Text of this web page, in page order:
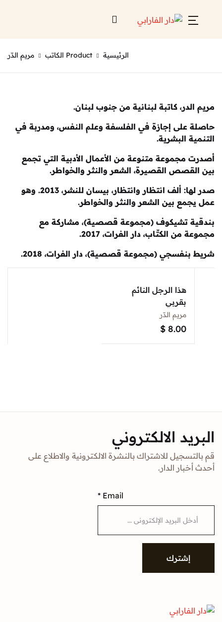
الرئيسية
قائمة الموزعين
من نحن
المعارض
منصات الكترونية
Close
Account
Username or email *
Password *
Remember me
Forgot Password?
Sign In
Product الكاتب مريم الدّر
كاتبة لبنانية من جنوب لبنان.
إجازة في الفلسفة وعلم النفس، ومدربة في
البشرية.
متنوعة من الأعمال الأدبية التي تجمع
القصيرة، الشعر والنثر والخواطر.
صدر لها: ألف انتظار وانتظار، بيسان للنشر، 2013. وهو
بين الشعر والنثر والخواطر.
تشيكوف (مجموعة قصصية)، مشاركة مع
الكتّاب، دار الفرات، 2017.
(مجموعة قصصية)، دار الفرات، 2018.
هذا الرجل النائم
الالكتروني
للاشتراك بالنشرة الالكترونية والاطلاع على
الدار.